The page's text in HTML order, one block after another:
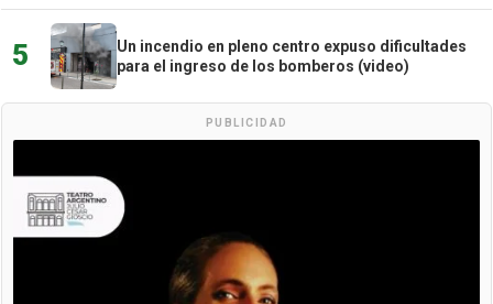
5
Un incendio en pleno centro expuso dificultades
para el ingreso de los bomberos (video)
PUBLICIDAD